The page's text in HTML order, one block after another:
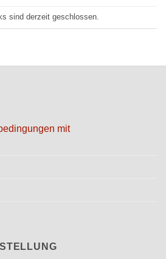
sind derzeit geschlossen.
mit